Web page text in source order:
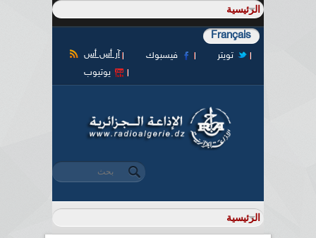
Français
آر أس أس فيسبوك
تويتر
يوتيوب
استمارة البحث
‏بحث ‏